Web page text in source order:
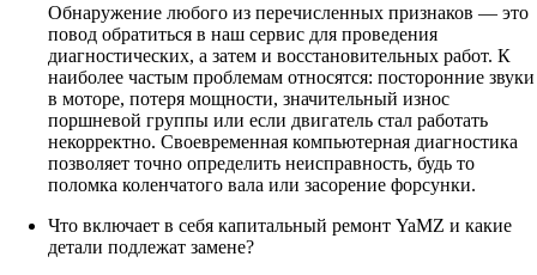
Обнаружение любого из перечисленных признаков — это
повод обратиться в наш сервис для проведения
диагностических, а затем и восстановительных работ. К
наиболее частым проблемам относятся: посторонние звуки
в моторе, потеря мощности, значительный износ
поршневой группы или если двигатель стал работать
некорректно. Своевременная компьютерная диагностика
позволяет точно определить неисправность, будь то
поломка коленчатого вала или засорение форсунки.
Что включает в себя капитальный ремонт YaMZ и какие
детали подлежат замене?